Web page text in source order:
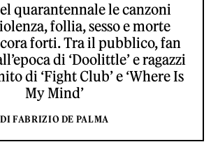
quarantennale le canzoni
follia, sesso e morte
forti. Tra il pubblico, fan
di ‘Doolittle’ e ragazzi
di ‘Fight Club’ e ‘Where Is
My Mind’
DI FABRIZIO DE PALMA